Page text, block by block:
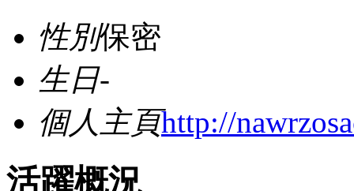
性別保密
生日-
個人主頁http://
活躍概況